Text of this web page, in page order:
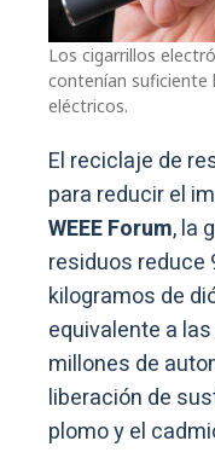
Los cigarrillos
contenían suficiente
eléctricos.
El reciclaje de
para reducir el
WEEE Forum, la
residuos reduce
kilogramos de
equivalente a
millones de
liberación de
plomo y el